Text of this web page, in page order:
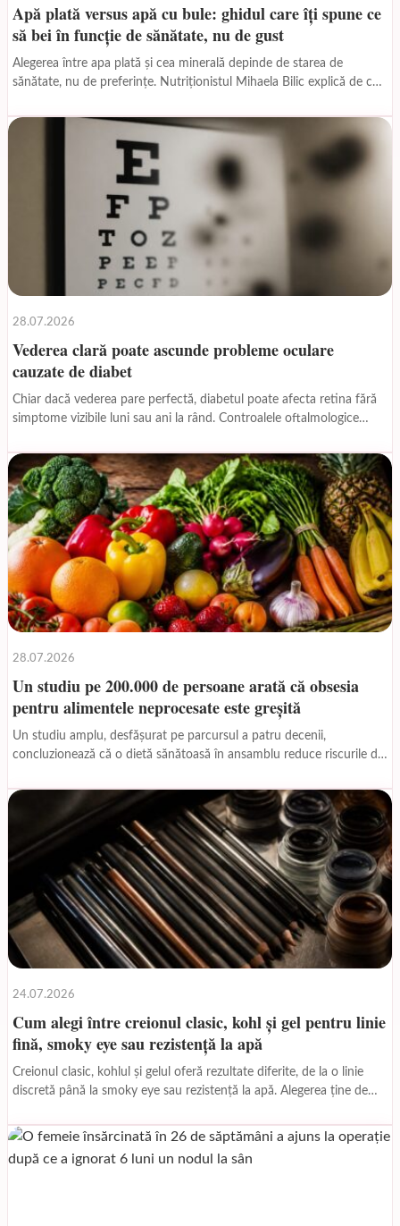
Apă plată versus apă cu bule: ghidul care îți spune ce
să bei în funcție de sănătate, nu de gust
Alegerea între apa plată și cea minerală depinde de starea de
sănătate, nu de preferințe. Nutriționistul Mihaela Bilic explică de ce
28.07.2026
Vederea clară poate ascunde probleme oculare
cauzate de diabet
Chiar dacă vederea pare perfectă, diabetul poate afecta retina fără
simptome vizibile luni sau ani la rând. Controalele oftalmologice
28.07.2026
Un studiu pe 200.000 de persoane arată că obsesia
pentru alimentele neprocesate este greșită
Un studiu amplu, desfășurat pe parcursul a patru decenii,
concluzionează că o dietă sănătoasă în ansamblu reduce riscurile de
24.07.2026
Cum alegi între creionul clasic, kohl și gel pentru linie
fină, smoky eye sau rezistență la apă
Creionul clasic, kohlul și gelul oferă rezultate diferite, de la o linie
discretă până la smoky eye sau rezistență la apă. Alegerea ține de